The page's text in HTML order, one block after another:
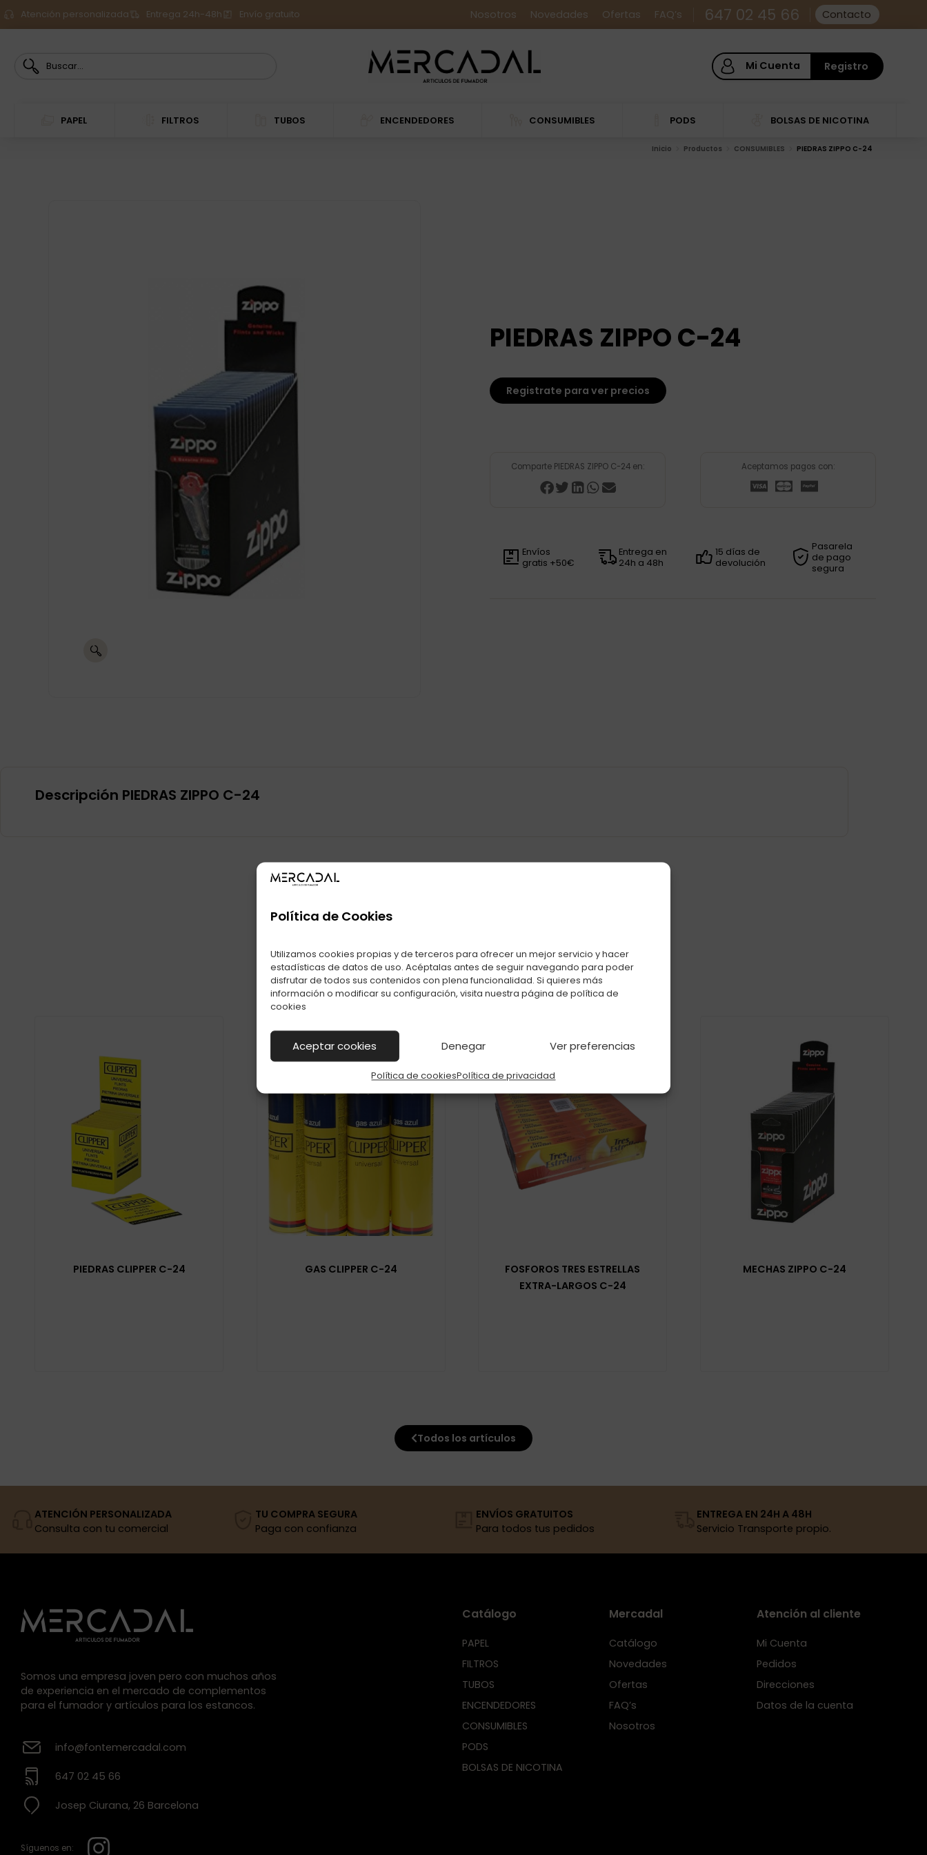
Política de Cookies
Utilizamos cookies propias y de terceros para ofrecer un mejor servicio y hacer
estadísticas de datos de uso. Acéptalas antes de seguir navegando para poder
disfrutar de todos sus contenidos con plena funcionalidad. Si quieres más
información o modificar su configuración, visita nuestra página de política de
cookies
Aceptar cookies Denegar Ver preferencias
Política de cookiesPolítica de privacidad
Atención personalizada Entrega 24h-48h Envío gratuito Nosotros Novedades Ofertas FAQ’s 647 02 45 66 Contacto
Mi Cuenta Registro
PAPEL FILTROS TUBOS ENCENDEDORES CONSUMIBLES PODS BOLSAS DE NICOTINA
Inicio Productos CONSUMIBLES PIEDRAS ZIPPO C-24
PIEDRAS ZIPPO C-24
Registrate para ver precios
Comparte PIEDRAS ZIPPO C-24 en: Aceptamos pagos con:
Envíos
gratis +50€
Entrega en
24h a 48h
15 días de
devolución
Pasarela
de pago
segura
Descripción PIEDRAS ZIPPO C-24
También te puede interesar
PIEDRAS CLIPPER C-24 GAS CLIPPER C-24
FOSFOROS TRES ESTRELLAS
EXTRA-LARGOS C-24
MECHAS ZIPPO C-24
Todos los artículos
ATENCIÓN PERSONALIZADA
Consulta con tu comercial
TU COMPRA SEGURA
Paga con confianza
ENVÍOS GRATUITOS
Para todos tus pedidos
ENTREGA EN 24H A 48H
Servicio Transporte propio.
Somos una empresa joven pero con muchos años
de experiencia en el mercado de complementos
para el fumador y artículos para los estancos.
info@fontemercadal.com
647 02 45 66
Josep Ciurana, 26 Barcelona
Síguenos en:
Catálogo
PAPEL
FILTROS
TUBOS
ENCENDEDORES
CONSUMIBLES
PODS
BOLSAS DE NICOTINA
Mercadal
Catálogo
Novedades
Ofertas
FAQ’s
Nosotros
Atención al cliente
Mi Cuenta
Pedidos
Direcciones
Datos de la cuenta